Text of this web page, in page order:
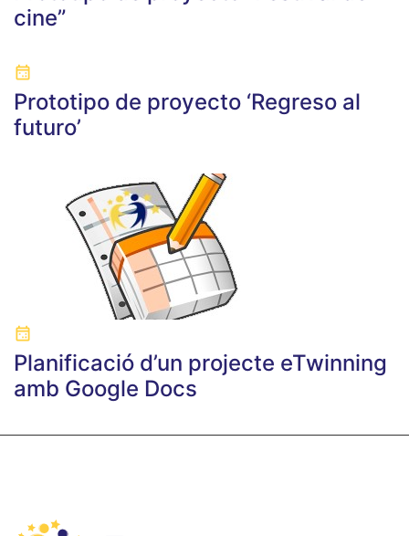
cine”
Prototipo de proyecto ‘Regreso al
futuro’
Planificació d’un projecte eTwinning
amb Google Docs